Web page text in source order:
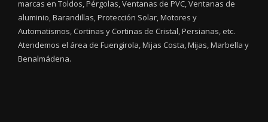
marcas en Toldos, Pérgolas, Ventanas de PVC, Ventanas de
aluminio, Barandillas, Protección Solar, Motores y
Automatismos, Cortinas y Cortinas de Cristal, Persianas, etc.
Atendemos el área de Fuengirola, Mijas Costa, Mijas, Marbella y
Benalmádena.